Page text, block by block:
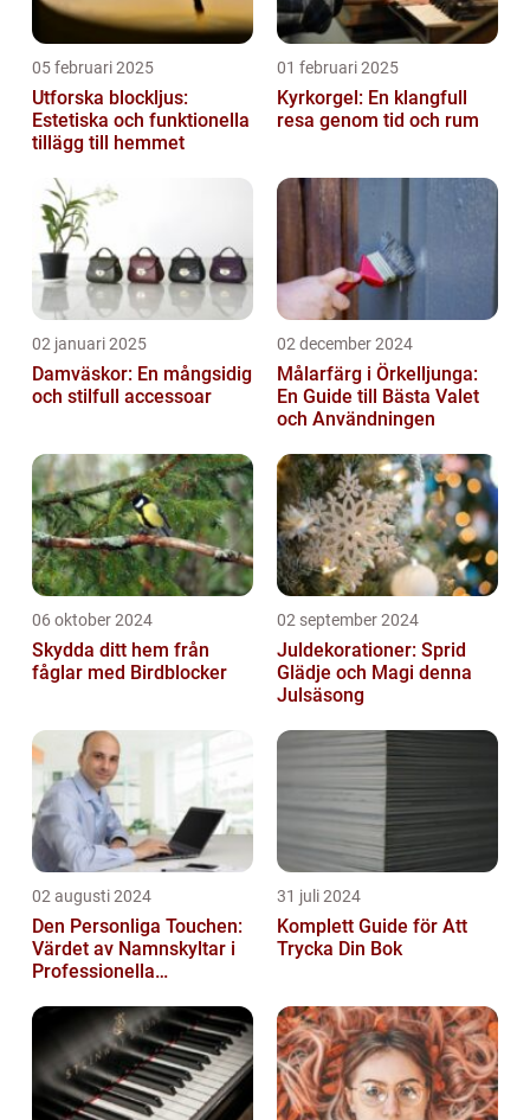
05 februari 2025
Utforska blockljus:
Estetiska och funktionella
tillägg till hemmet
01 februari 2025
Kyrkorgel: En klangfull
resa genom tid och rum
02 januari 2025
Damväskor: En mångsidig
och stilfull accessoar
02 december 2024
Målarfärg i Örkelljunga:
En Guide till Bästa Valet
och Användningen
06 oktober 2024
Skydda ditt hem från
fåglar med Birdblocker
02 september 2024
Juldekorationer: Sprid
Glädje och Magi denna
Julsäsong
02 augusti 2024
Den Personliga Touchen:
Värdet av Namnskyltar i
Professionella
31 juli 2024
Komplett Guide för Att
Trycka Din Bok